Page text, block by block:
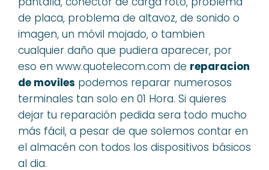
de placa, problema de altavoz, de sonido o
imagen, un móvil mojado, o tambien
cualquier daño que pudiera aparecer, por
eso en www.quotelecom.com de reparacion
de moviles podemos reparar numerosos
terminales tan solo en 01 Hora. Si quieres
dejar tu reparación pedida sera todo mucho
más fácil, a pesar de que solemos contar en
el almacén con todos los dispositivos básicos
al dia.